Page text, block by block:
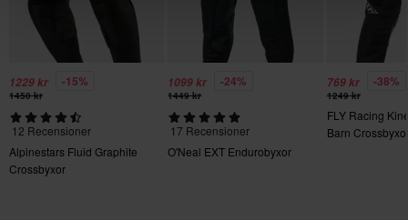
225 x 260 x 110 mm
30
185 x 335 x 115 mm
155 x 290 x 115 mm
40
1229 kr -15%
1450 kr
12 Recensioner
Alpinestars Fluid Graphite
Crossbyxor
1099 kr -24%
1449 kr
17 Recensioner
O'Neal EXT Endurobyxor
769 kr -38%
1249 kr
FLY Racing
Barn